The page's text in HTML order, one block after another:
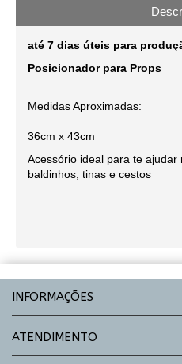
até 7 dias úteis para
Posicionador para Props
Medidas Aproximadas:
36cm x 43cm
Acessório ideal para te ajudar
baldinhos, tinas e cestos
INFORMAÇÕES
ATENDIMENTO